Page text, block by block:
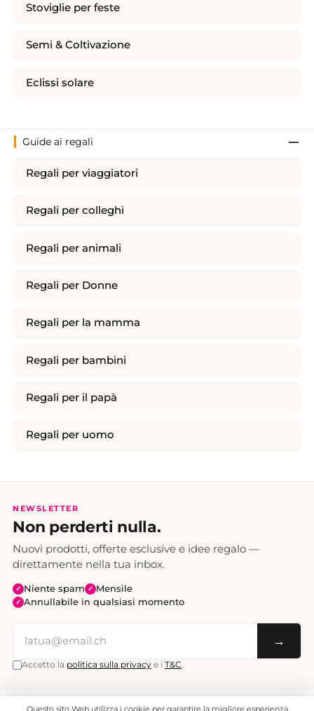
Stoviglie per feste
Semi & Coltivazione
Eclissi solare
Guide ai regali
Regali per viaggiatori
Regali per colleghi
Regali per animali
Regali per Donne
Regali per la mamma
Regali per bambini
Regali per il papà
Regali per uomo
NEWSLETTER
Non perderti nulla.
Nuovi prodotti, offerte esclusive e idee regalo —
direttamente nella tua inbox.
✓ Niente spam ✓ Mensile
✓ Annullabile in qualsiasi momento
→
Accetto la politica sulla privacy e i T&C.
Tutti i prezzi sono IVA inclusa. Spedizione CHF 6.95, gratuita a partire da CHF 70.
Questo sito Web utilizza i cookie per garantire la migliore esperienza